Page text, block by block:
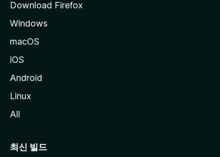
Download Firefox
Windows
macOS
iOS
Android
Linux
All
최신 빌드